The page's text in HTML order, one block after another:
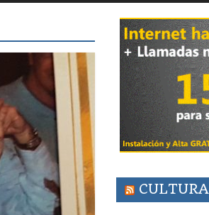
CULTURA